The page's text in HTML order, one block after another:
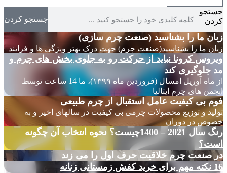
جستجو
کردن
جستجو کردن
زبان ما را بشناسید (صنعت چرم سازی)
زبان ما را بشناسید(صنعت چرم) جهت درک بهتر ویژگی ها و فرایند
ویروس کرونا نباید از حرکت رو به جلوی بخش های چرم و
مد جلوگیری کند
از ماه آوریل امسال (فروردین ماه ۱۳۹۹)، ما 14 ساعت توسط
انجمن های چرم ایتالیا
فوم بی کیفیت عامل استقبال از چرم طبیعی
تولید و توزیع محصولات چرمی بی کیفیت در سالهای اخیر و به
خصوص در دوران
رنگ سال 2021 – 1400چیست؟ نحوه انتخاب آن چگونه
است؟
در صنعت چرم خلاقیت حرف اول را می زند
16 نکته مهم برای خرید کفش زمستانی زنانه